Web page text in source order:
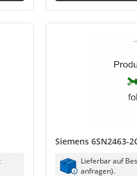
Siemens 6SN2463-
Lieferbar auf
anfragen).